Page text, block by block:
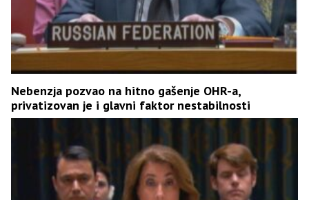
Nebenzja pozvao na hitno gašenje OHR-a,
privatizovan je i glavni faktor nestabilnosti